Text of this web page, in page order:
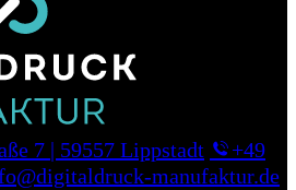
7 | 59557 Lippstadt
+49
manufaktur.de